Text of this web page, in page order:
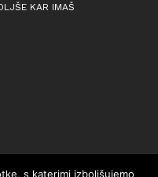
KAR IMAŠ
s katerimi izboljšujemo